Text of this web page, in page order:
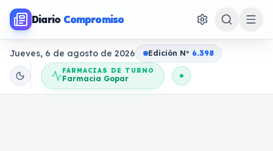
Diario Compromiso
Jueves, 6 de agosto de 2026 Edición No 6.398
FARMACIAS DE TURNO
Farmacia Gopar